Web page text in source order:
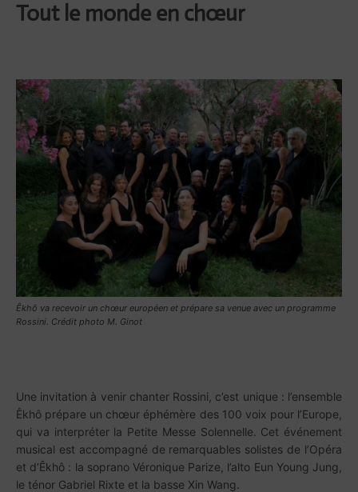
Tout le monde en chœur
Êkhô va recevoir un chœur européen et prépare sa venue avec un programme
Rossini. Crédit photo M. Ginot
Une invitation à venir chanter Rossini, c’est unique : l’ensemble
Êkhô prépare un chœur éphémère des 100 voix pour l’Europe,
qui va interpréter la Petite Messe Solennelle. Cet événement
musical est accompagné de remarquables solistes de l’Opéra
et d’Êkhô : la soprano Véronique Parize, l’alto Eun Young Jung,
le ténor Gabriel Rixte et la basse Xin Wang.